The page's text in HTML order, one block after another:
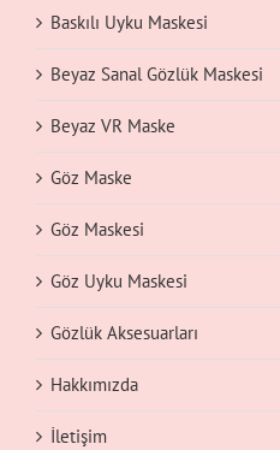
Baskılı Uyku Maskesi
Beyaz Sanal Gözlük Maskesi
Beyaz VR Maske
Göz Maske
Göz Maskesi
Göz Uyku Maskesi
Gözlük Aksesuarları
Hakkımızda
İletişim